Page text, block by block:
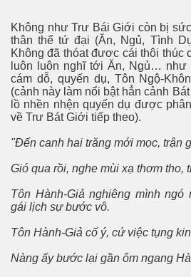
Không như Trư Bái Giới còn bị
thân thể tứ đại (Ăn, Ngủ, Tình
Không đã thóat đươc cái thôi thúc
luôn luôn nghĩ tới Ăn, Ngủ… như
cám dỗ, quyến dụ, Tôn Ngộ-
(cảnh này làm nổi bật hẳn cảnh
lồ nhền nhện quyến dụ được
về Trư Bát Giới tiếp theo).
"Ðến canh hai trăng mới mọc, trận
Gió qua rồi, nghe mùi xạ thơm tho,
Tôn Hành-Giả nghiêng mình ngó
gái lịch sự bước vô.
Tôn Hành-Giả cố ý, cứ việc tụng
Nàng ấy bước lại gần ôm ngang